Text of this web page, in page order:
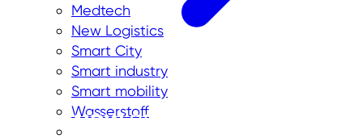
Medtech
New Logistics
Smart City
Smart industry
Smart mobility
Wasserstoff